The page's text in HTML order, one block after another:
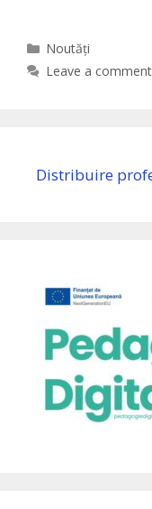
Categories
Noutăți
Leave a comment
Distribuire